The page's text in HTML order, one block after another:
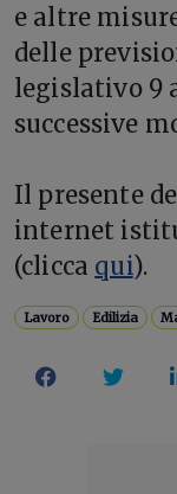
e altre
delle
legislativo 9
successive
Il presente
internet
(clicca qui).
Lavoro Edilizia